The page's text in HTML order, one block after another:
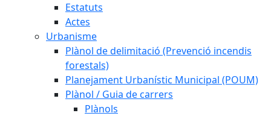
Estatuts
Actes
Urbanisme
Plànol de delimitació (Prevenció incendis
forestals)
Planejament Urbanístic Municipal (POUM)
Plànol / Guia de carrers
Plànols